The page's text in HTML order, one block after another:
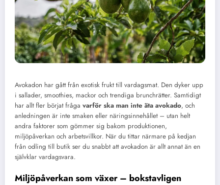
Avokadon har gått från exotisk frukt till vardagsmat. Den dyker upp
i sallader, smoothies, mackor och trendiga brunchrätter. Samtidigt
har allt fler börjat fråga varför ska man inte äta avokado, och
anledningen är inte smaken eller näringsinnehållet – utan helt
andra faktorer som gömmer sig bakom produktionen,
miljöpåverkan och arbetsvillkor. När du tittar närmare på kedjan
från odling till butik ser du snabbt att avokadon är allt annat än en
självklar vardagsvara.
Miljöpåverkan som växer – bokstavligen